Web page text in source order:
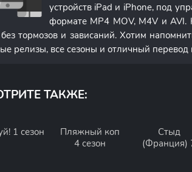
устройств iPad и iPhone, под
формате MP4 MOV, M4V и
тормозов и зависаний. Хотим
релизы, все сезоны и отличный перевод
ТАКЖЕ:
1 сезон
Пляжный коп
4 сезон
Стыд
(Франция)